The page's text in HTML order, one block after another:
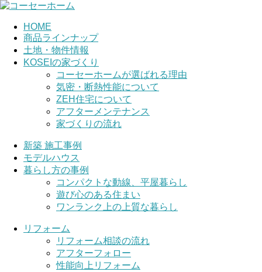
HOME
商品ラインナップ
土地・物件情報
KOSEIの家づくり
コーセーホームが選ばれる理由
気密・断熱性能について
ZEH住宅について
アフターメンテナンス
家づくりの流れ
新築 施工事例
モデルハウス
暮らし方の事例
コンパクトな動線、平屋暮らし
遊び心のある住まい
ワンランク上の上質な暮らし
リフォーム
リフォーム相談の流れ
アフターフォロー
性能向上リフォーム